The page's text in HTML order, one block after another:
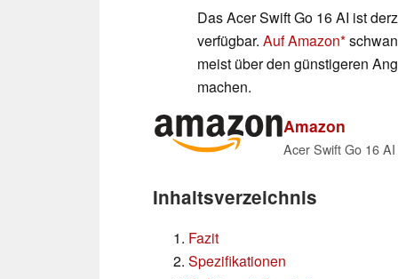
Das Acer Swift Go 16 AI ist
verfügbar. Auf Amazon
meist über den günstigeren
machen.
Amazon
Inhaltsverzeichnis
Fazit
Spezifikationen